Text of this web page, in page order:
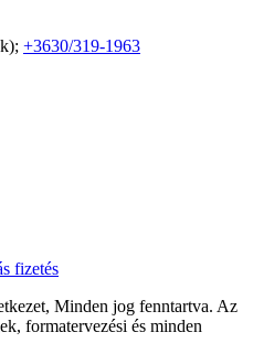
+3630/319-1963
Minden jog fenntartva. Az
formatervezési és minden